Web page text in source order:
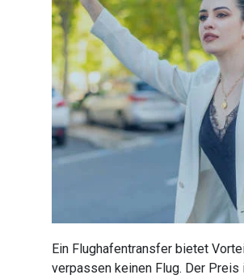
Ein Flughafentransfer bietet
verpassen keinen Flug. Der Preis